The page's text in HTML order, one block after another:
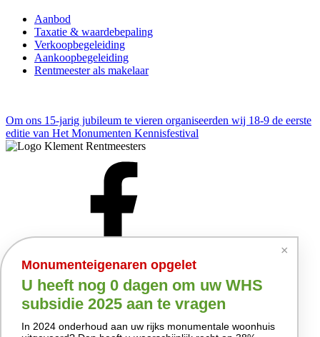
×
Monumenteigenaren opgelet
U heeft nog 0 dagen om uw WHS
subsidie 2025 aan te vragen
In 2024 onderhoud aan uw rijks monumentale woonhuis
Aanbod
Taxatie & waardebepaling
Verkoopbegeleiding
Aankoopbegeleiding
Rentmeester als makelaar
Om ons 15-jarig jubileum te vieren organiseerden wij 18-9 de eerste
editie van Het Monumenten Kennisfestival